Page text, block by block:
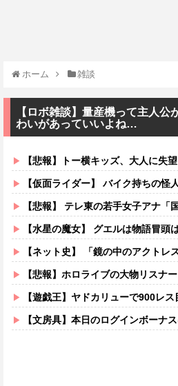
ホーム 雑談
【ロボ雑談】量産機って主人公
わいがあっていいよね…
【悲報】トー横キッズ、大人に失望「大人に相
【仮面ライダー】 バイク持ちの
【悲報】 テレ東の若手女子アナ「国民が勝
【水星の魔女】 グエルは物語冒
【ネット史】 「鏡の中のアクトレ
【悲報】ホロライブの大物リスナーさ
【遊戯王】ヤドカリューで900レス
【文房具】本日のログインボーナ